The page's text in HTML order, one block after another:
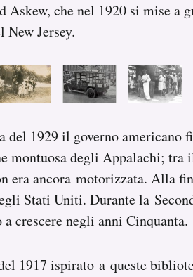
che nel 1920 si mise a
Jersey.
del 1929 il governo
montuosa degli Appalachi; tra
era ancora motorizzata. Alla
Stati Uniti. Durante la
crescere negli anni Cinquanta.
1917 ispirato a queste